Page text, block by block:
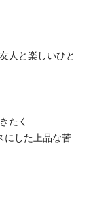
人と楽しいひと
たく
にした上品な苦